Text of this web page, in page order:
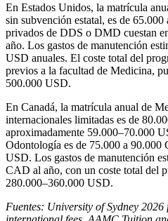
En Estados Unidos, la matrícula
sin subvención estatal, es de
privados de DDS o DMD cuestan
año. Los gastos de manutención
USD anuales. El coste total del
previos a la facultad de Medicina,
500.000 USD.
En Canadá, la matrícula anual de
internacionales limitadas es de
aproximadamente 59.000–70.000
Odontología es de 75.000 a
USD. Los gastos de manutención
CAD al año, con un coste total del
280.000–360.000 USD.
Fuentes: University of Sydney